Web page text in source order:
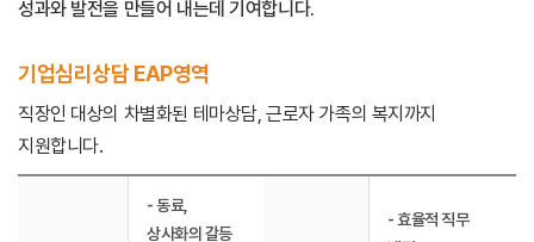
성과와 발전을 만들어 내는데 기여합니다.
기업심리상담 EAP영역
직장인 대상의 차별화된 테마상담, 근로자 가족의 복지까지
지원합니다.
- 동료,
상사화의 갈등
- 효율적 직무